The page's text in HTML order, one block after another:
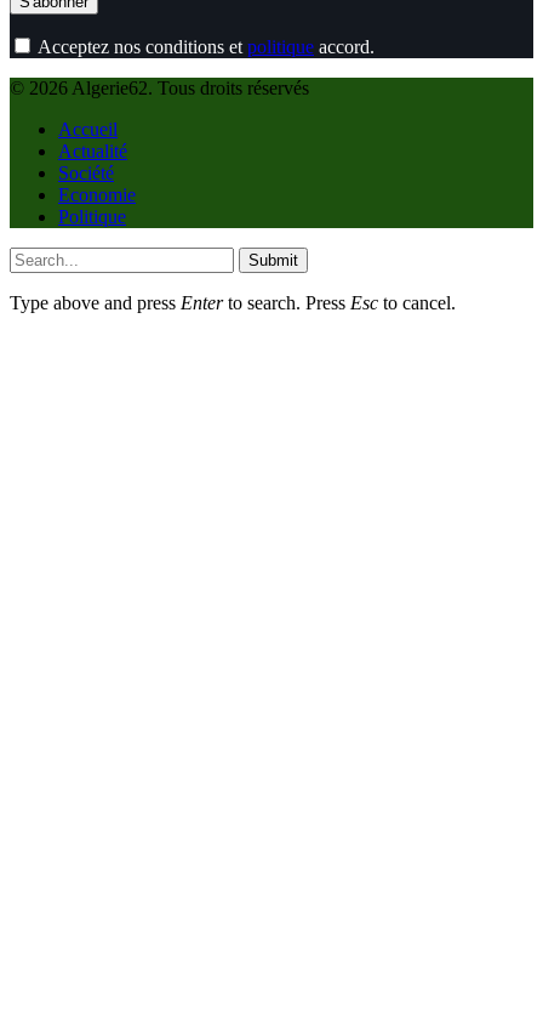
Acceptez nos conditions et politique accord.
© 2026 Algerie62. Tous droits réservés
Accueil
Actualité
Société
Economie
Politique
Submit
Type above and press Enterto search. Press Esc to cancel.